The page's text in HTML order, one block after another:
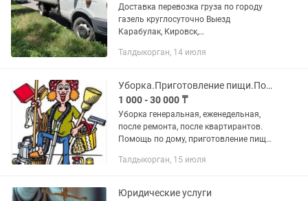
Доставка перевозка груза по городу
газель круглосуточно Выезд
Карабулак, Кировск,
4.20
Талдыкорган, 14 июля
Уборка.Приготовление пищи.Помощь по дому.
1 000 - 30 000 ₸
Уборка генеральная, еженедельная,
после ремонта, после квартирантов.
Помощь по дому, приготовление пищи.
договорная.
Талдыкорган, 15 июля
Юридические услуги